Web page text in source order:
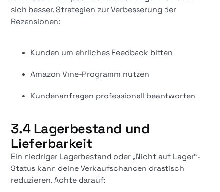
sich besser. Strategien zur Verbesserung der
Rezensionen:
Kunden um ehrliches Feedback bitten
Amazon Vine-Programm nutzen
Kundenanfragen professionell beantworten
3.4 Lagerbestand und
Lieferbarkeit
Ein niedriger Lagerbestand oder „Nicht auf Lager“-
Status kann deine Verkaufschancen drastisch
reduzieren. Achte darauf: